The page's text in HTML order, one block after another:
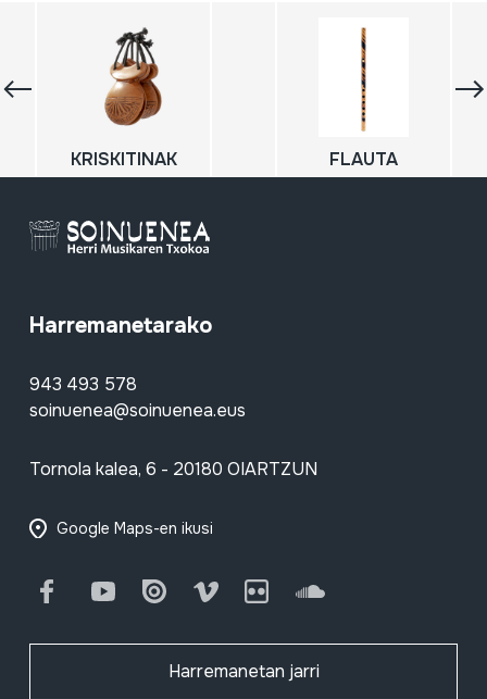
KRISKITINAK FLAUTA
Harremanetarako
943 493 578
soinuenea@soinuenea.eus
Tornola kalea, 6 - 20180 OIARTZUN
Google Maps-en ikusi
FacebookYoutube Issuu Vimeo Flickr SoundCloud
Harremanetan jarri